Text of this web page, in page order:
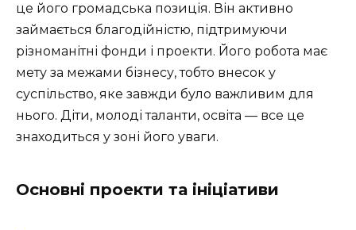
це його громадська позиція. Він активно
займається благодійністю, підтримуючи
різноманітні фонди і проекти. Його робота має
мету за межами бізнесу, тобто внесок у
суспільство, яке завжди було важливим для
нього. Діти, молоді таланти, освіта — все це
знаходиться у зоні його уваги.
Основні проекти та ініціативи